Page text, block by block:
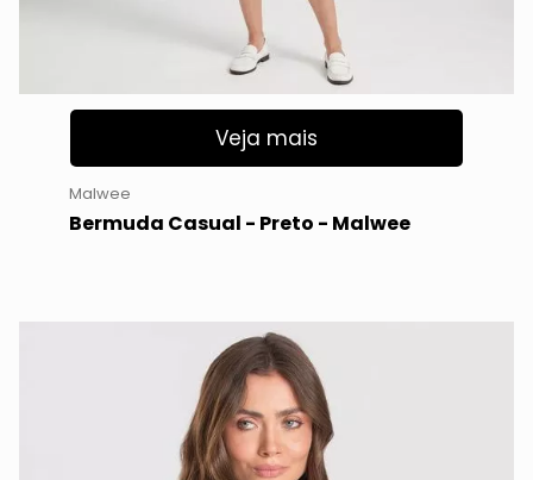
Veja mais
Malwee
Bermuda Casual - Preto - Malwee